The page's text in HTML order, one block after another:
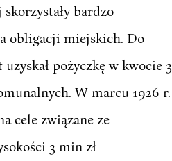
bardzo
obligacji miejskich. Do
pożyczkę w kwocie 3
W marcu 1926 r.
cele związane ze
3 min zł